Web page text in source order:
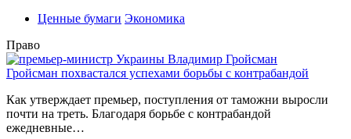
Ценные бумаги Экономика
Право
Гройсман похвастался успехами борьбы с контрабандой
Как утверждает премьер, поступления от таможни выросли
почти на треть. Благодаря борьбе с контрабандой
ежедневные…